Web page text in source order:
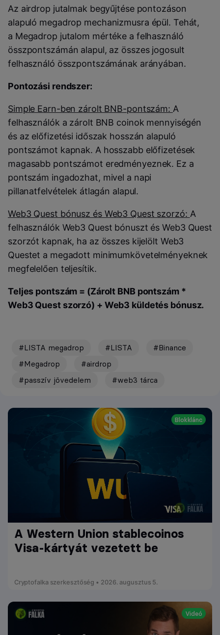
Az airdrop jutalmak begyűjtése pontozáson
alapuló megadrop mechanizmusra épül. Tehát,
a Megadrop jutalom mértéke a felhasználó
összpontszámán alapul, az összes jogosult
felhasználó összpontszámának arányában.
Pontozási rendszer:
Simple Earn-ben zárolt BNB-pontszám: A
felhasználók a zárolt BNB coinok mennyiségén
és az előfizetési időszak hosszán alapuló
pontszámot kapnak. A hosszabb előfizetések
magasabb pontszámot eredményeznek. Ez a
pontszám ingadozhat, mivel a napi
pillanatfelvételek átlagán alapul.
Web3 Quest bónusz és Web3 Quest szorzó: A
felhasználók Web3 Quest bónuszt és Web3 Quest
szorzót kapnak, ha az összes kijelölt Web3
Questet a megadott minimumkövetelményeknek
megfelelően teljesítik.
Teljes pontszám = (Zárolt BNB pontszám *
Web3 Quest szorzó) + Web3 küldetés bónusz.
#LISTA megadrop #LISTA
#Binance
#Megadrop
#airdrop
#passzív jövedelem
#web3 tárca
Blokklánc
A Western Union stablecoinos
Visa-kártyát vezetett be
Cryptofalka szerkesztőség • 2026. augusztus 5.
Videó